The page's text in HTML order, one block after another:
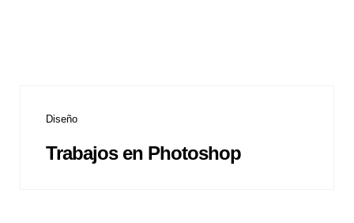
Diseño
Trabajos en Photoshop